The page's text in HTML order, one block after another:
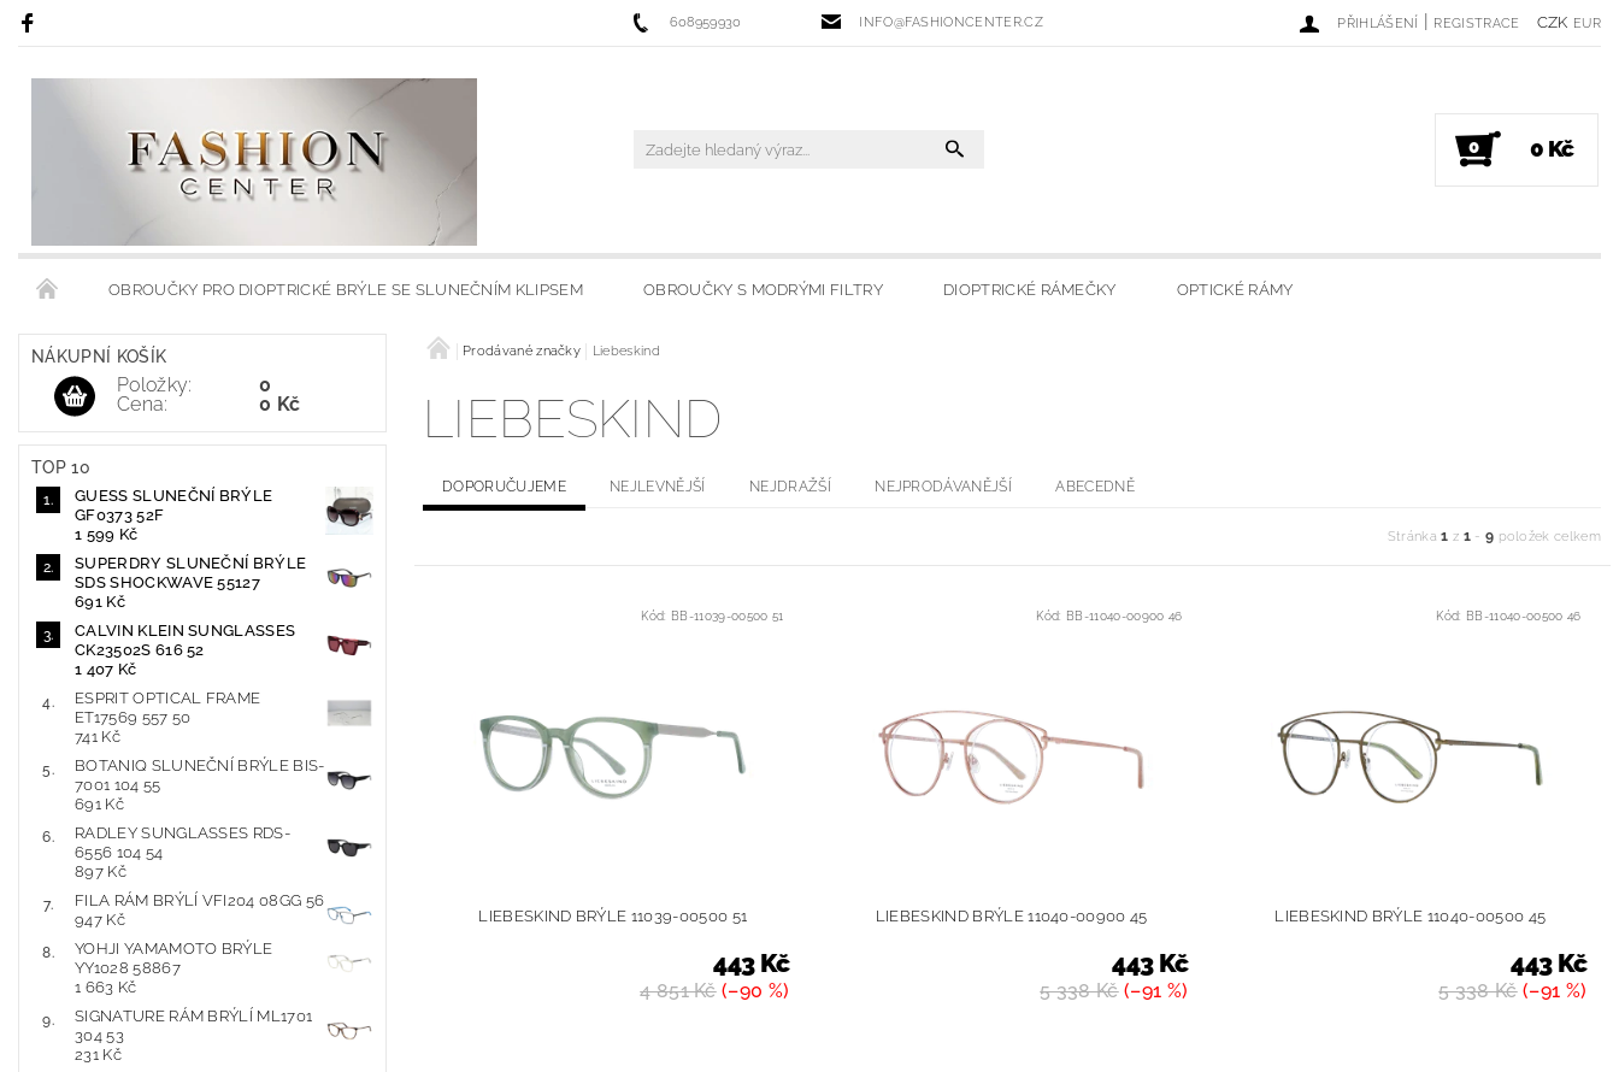
608959930 INFO@FASHIONCENTER.CZ CZK EUR
PŘIHLÁŠENÍ | REGISTRACE
0 0 Kč
OBROUČKY PRO DIOPTRICKÉ BRÝLE SE SLUNEČNÍM KLIPSEM OBROUČKY S MODRÝMI FILTRY DIOPTRICKÉ RÁMEČKY OPTICKÉ RÁMY
RÁMY S KLIPSY NA SLUNEČNÍ BRÝLE RÁMCE S MODRÝMI FILTRY
OBCHODNÍ PODMÍNKY KONTAKTY HODNOCENÍ OBCHODU MOJE OBLÍBENÉ
NÁKUPNÍ KOŠÍK
Položky:
Cena:
0
0 Kč
TOP 10
GUESS SLUNEČNÍ BRÝLE
GF0373 52F
1 599 Kč
SUPERDRY SLUNEČNÍ BRÝLE
SDS SHOCKWAVE 55127
691 Kč
CALVIN KLEIN SUNGLASSES
CK23502S 616 52
1 407 Kč
ESPRIT OPTICAL FRAME
ET17569 557 50
741 Kč
BOTANIQ SLUNEČNÍ BRÝLE BIS-
7001 104 55
691 Kč
RADLEY SUNGLASSES RDS-
6556 104 54
897 Kč
FILA RÁM BRÝLÍ VFI204 08GG 56
947 Kč
YOHJI YAMAMOTO BRÝLE
YY1028 58867
1 663 Kč
SIGNATURE RÁM BRÝLÍ ML1701
304 53
231 Kč
Prodávané značky Liebeskind
LIEBESKIND
DOPORUČUJEME NEJLEVNĚJŠÍ NEJDRAŽŠÍ NEJPRODÁVANĚJŠÍ ABECEDNĚ
Stránka1 z 1- 9 položek celkem
Kód: BB-11039-00500 51
LIEBESKIND BRÝLE 11039-00500 51
4 851 Kč(–90 %)
443 Kč
Kód: BB-11040-00900 46
LIEBESKIND BRÝLE 11040-00900 45
5 338 Kč(–91 %)
443 Kč
Kód: BB-11040-00500 46
LIEBESKIND BRÝLE 11040-00500 45
5 338 Kč(–91 %)
443 Kč